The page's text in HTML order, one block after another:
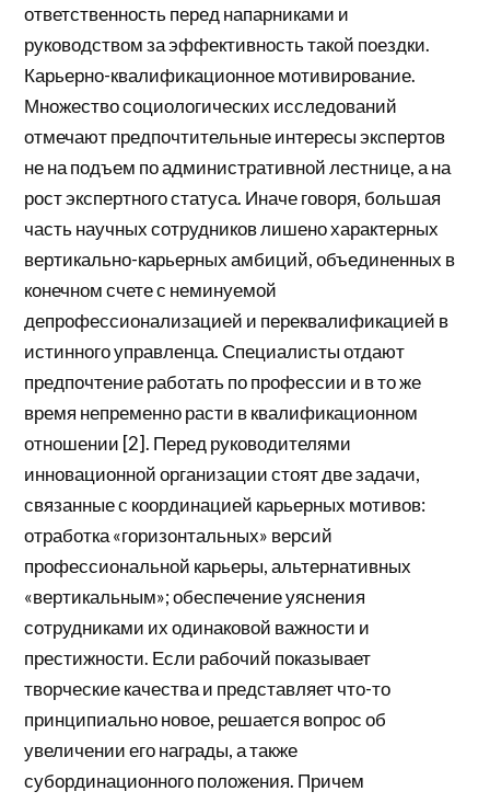
ответственность перед напарниками и
руководством за эффективность такой поездки.
Карьерно-квалификационное мотивирование.
Множество социологических исследований
отмечают предпочтительные интересы экспертов
не на подъем по административной лестнице, а на
рост экспертного статуса. Иначе говоря, большая
часть научных сотрудников лишено характерных
вертикально-карьерных амбиций, объединенных в
конечном счете с неминуемой
депрофессионализацией и переквалификацией в
истинного управленца. Специалисты отдают
предпочтение работать по профессии и в то же
время непременно расти в квалификационном
отношении [2]. Перед руководителями
инновационной организации стоят две задачи,
связанные с координацией карьерных мотивов:
отработка «горизонтальных» версий
профессиональной карьеры, альтернативных
«вертикальным»; обеспечение уяснения
сотрудниками их одинаковой важности и
престижности. Если рабочий показывает
творческие качества и представляет что-то
принципиально новое, решается вопрос об
увеличении его награды, а также
субординационного положения. Причем